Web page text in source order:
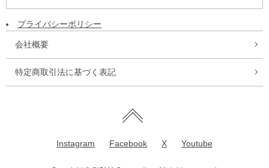
プライバシーポリシー
会社概要
特定商取引法に基づく表記
Instagram Facebook X Youtube